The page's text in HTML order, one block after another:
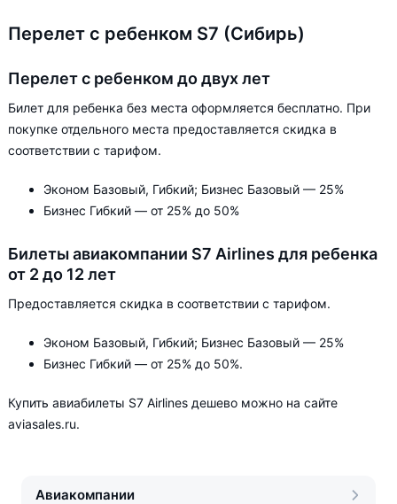
Перелет с ребенком S7 (Сибирь)
Перелет с ребенком до двух лет
Билет для ребенка без места оформляется бесплатно. При
покупке отдельного места предоставляется скидка в
соответствии с тарифом.
Эконом Базовый, Гибкий; Бизнес Базовый — 25%
Бизнес Гибкий — от 25% до 50%
Билеты авиакомпании S7 Airlines для ребенка
от 2 до 12 лет
Предоставляется скидка в соответствии с тарифом.
Эконом Базовый, Гибкий; Бизнес Базовый — 25%
Бизнес Гибкий — от 25% до 50%.
Купить авиабилеты S7 Airlines дешево можно на сайте
aviasales.ru.
Авиакомпании